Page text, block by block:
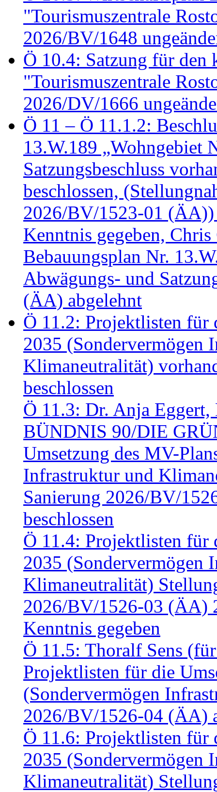
"Tourismuszentrale
2026/BV/1648
Ö 10.4: Satzung für den
"Tourismuszentrale
2026/DV/1666
Ö 11 – Ö 11.1.2:
13.W.189 „Wohngebiet
Satzungsbeschluss
beschlossen,
2026/BV/1523-01
Kenntnis gegeben,
Bebauungsplan Nr.
Abwägungs- und
(ÄA) abgelehnt
Ö 11.2: Projektlisten für
2035 (Sondervermögen
Klimaneutralität)
beschlossen
Ö 11.3: Dr. Anja
BÜNDNIS 90/DIE
Umsetzung des MV-
Infrastruktur und
Sanierung 2026/BV/
beschlossen
Ö 11.4: Projektlisten für
2035 (Sondervermögen
Klimaneutralität)
2026/BV/1526-03 (ÄA)
Kenntnis gegeben
Ö 11.5: Thoralf Sens
Projektlisten für die
(Sondervermögen
2026/BV/1526-04 (ÄA)
Ö 11.6: Projektlisten für
2035 (Sondervermögen
Klimaneutralität)